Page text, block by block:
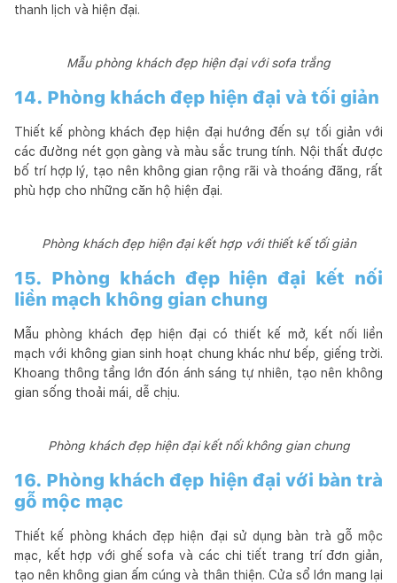
thanh lịch và hiện đại.
Mẫu phòng khách đẹp hiện đại với sofa trắng
14. Phòng khách đẹp hiện đại và tối giản
Thiết kế phòng khách đẹp hiện đại hướng đến sự tối giản với
các đường nét gọn gàng và màu sắc trung tính. Nội thất được
bố trí hợp lý, tạo nên không gian rộng rãi và thoáng đãng, rất
phù hợp cho những căn hộ hiện đại.
Phòng khách đẹp hiện đại kết hợp với thiết kế tối giản
15. Phòng khách đẹp hiện đại kết nối
liền mạch không gian chung
Mẫu phòng khách đẹp hiện đại có thiết kế mở, kết nối liền
mạch với không gian sinh hoạt chung khác như bếp, giếng trời.
Khoang thông tầng lớn đón ánh sáng tự nhiên, tạo nên không
gian sống thoải mái, dễ chịu.
Phòng khách đẹp hiện đại kết nối không gian chung
16. Phòng khách đẹp hiện đại với bàn trà
gỗ mộc mạc
Thiết kế phòng khách đẹp hiện đại sử dụng bàn trà gỗ mộc
mạc, kết hợp với ghế sofa và các chi tiết trang trí đơn giản,
tạo nên không gian ấm cúng và thân thiện. Cửa sổ lớn mang lại